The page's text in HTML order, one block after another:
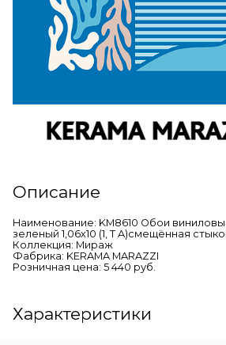
Описание
Наименование: KM8610 Обои
зеленый 1,06х10 (1, Т A)смещённая
Коллекция: Мираж
Фабрика: KERAMA MARAZZI
Розничная цена: 5 440 руб.
Характеристики